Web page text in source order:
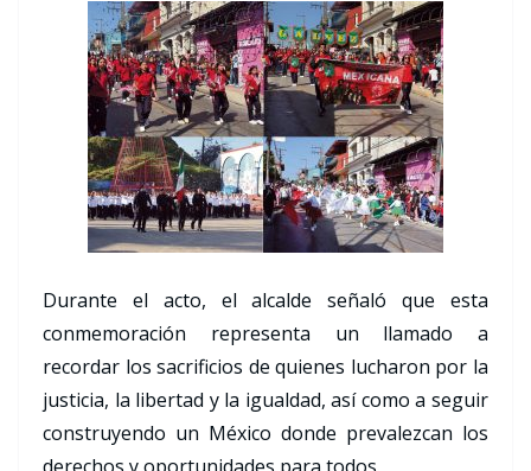
Durante el acto, el alcalde señaló que esta
conmemoración representa un llamado a
recordar los sacrificios de quienes lucharon por la
justicia, la libertad y la igualdad, así como a seguir
construyendo un México donde prevalezcan los